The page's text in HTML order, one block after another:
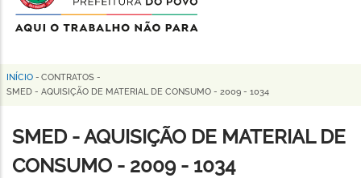
de
Horizonte
Trilha
navegação
INÍCIO - CONTRATOS -
SMED - AQUISIÇÃO DE MATERIAL DE CONSUMO - 2009 - 1034
SMED - AQUISIÇÃO DE MATERIAL DE
CONSUMO - 2009 - 1034